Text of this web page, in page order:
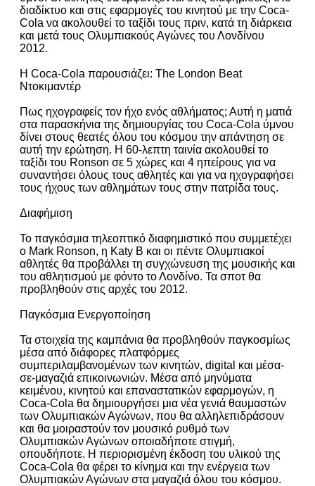
διαδίκτυο και στις εφαρμογές του κινητού με την Coca-
Cola να ακολουθεί το ταξίδι τους πριν, κατά τη διάρκεια
και μετά τους Ολυμπιακούς Αγώνες του Λονδίνου
2012.
Η Coca-Cola παρουσιάζει: The London Beat
Ντοκιμαντέρ
Πως ηχογραφείς τον ήχο ενός αθλήματος; Αυτή η ματιά
στα παρασκήνια της δημιουργίας του Coca-Cola ύμνου
δίνει στους θεατές όλου του κόσμου την απάντηση σε
αυτή την ερώτηση. Η 60-λεπτη ταινία ακολουθεί το
ταξίδι του Ronson σε 5 χώρες και 4 ηπείρους για να
συναντήσει όλους τους αθλητές και για να ηχογραφήσει
τους ήχους των αθλημάτων τους στην πατρίδα τους.
Διαφήμιση
Το παγκόσμια τηλεοπτικό διαφημιστικό που συμμετέχει
ο Mark Ronson, η Katy B και οι πέντε Ολυμπιακοί
αθλητές θα προβάλλει τη συγχώνευση της μουσικής και
του αθλητισμού με φόντο το Λονδίνο. Τα σποτ θα
προβληθούν στις αρχές του 2012.
Παγκόσμια Ενεργοποίηση
Τα στοιχεία της καμπάνια θα προβληθούν παγκοσμίως
μέσα από διάφορες πλατφόρμες
συμπεριλαμβανομένων των κινητών, digital και μέσα-
σε-μαγαζιά επικοινωνιών. Μέσα από μηνύματα
κειμένου, κινητού και επαναστατικών εφαρμογών, η
Coca-Cola θα δημιουργήσει μια νέα γενιά θαυμαστών
των Ολυμπιακών Αγώνων, που θα αλληλεπιδράσουν
και θα μοιραστούν τον μουσικό ρυθμό των
Ολυμπιακών Αγώνων οποιαδήποτε στιγμή,
οπουδήποτε. Η περιορισμένη έκδοση του υλικού της
Coca-Cola θα φέρει το κίνημα και την ενέργεια των
Ολυμπιακών Αγώνων στα μαγαζιά όλου του κόσμου.